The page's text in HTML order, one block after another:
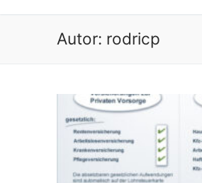
Autor: rodricp